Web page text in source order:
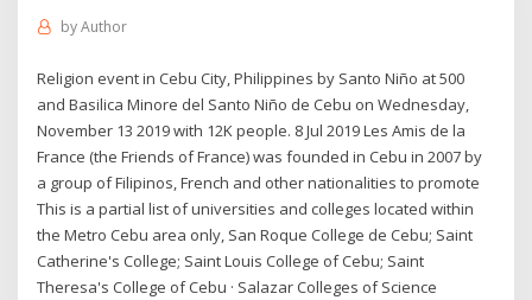
byAuthor
Religion event in Cebu City, Philippines by Santo Niño at 500
and Basilica Minore del Santo Niño de Cebu on Wednesday,
November 13 2019 with 12K people. 8 Jul 2019 Les Amis de la
France (the Friends of France) was founded in Cebu in 2007 by
a group of Filipinos, French and other nationalities to promote
This is a partial list of universities and colleges located within
the Metro Cebu area only, San Roque College de Cebu; Saint
Catherine's College; Saint Louis College of Cebu; Saint
Theresa's College of Cebu · Salazar Colleges of Science